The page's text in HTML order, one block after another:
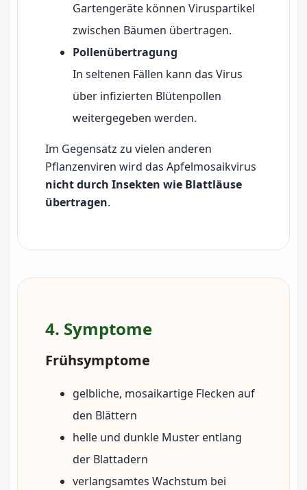
Gartengeräte können Viruspartikel
zwischen Bäumen übertragen.
Pollenübertragung
In seltenen Fällen kann das Virus
über infizierten Blütenpollen
weitergegeben werden.
Im Gegensatz zu vielen anderen
Pflanzenviren wird das Apfelmosaikvirus
nicht durch Insekten wie Blattläuse
übertragen.
4. Symptome
Frühsymptome
gelbliche, mosaikartige Flecken auf
den Blättern
helle und dunkle Muster entlang
der Blattadern
verlangsamtes Wachstum bei